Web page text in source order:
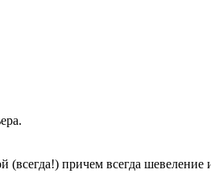
причем всегда